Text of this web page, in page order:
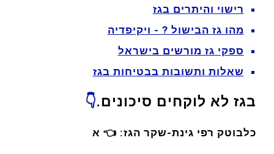
רישוי והיתרים בגז
מהו גז הבישול ? - ויקיפדיה
ספקי גז מורשים בישראל
שאלות ותשובות בבטיחות בגז
בגז לא לוקחים סיכונים.👇
כלבוטק רפי גינת-שקר הגז: 👈 א